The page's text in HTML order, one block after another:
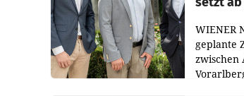
WIENER
geplante
zwischen